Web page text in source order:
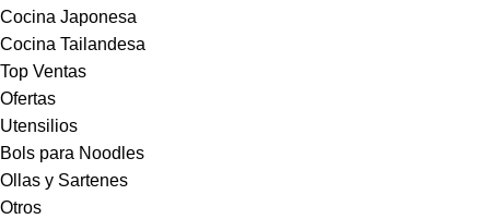
Cocina Japonesa
Cocina Tailandesa
Top Ventas
Ofertas
Utensilios
Bols para Noodles
Ollas y Sartenes
Otros